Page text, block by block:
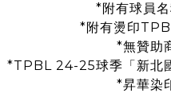
*附有球員
*附有燙印
*無贊助
*TPBL 24-25球季「新北
*昇華染